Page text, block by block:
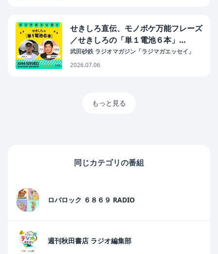
せきしろ直伝、モノボケ万能フレーズ
／せきしろの「単１電池６本」
#36（2026年7月6日放送分）
武田砂鉄 ラジオマガジン「ラジマガエッセイ」
2026.07.06
もっと見る
同じカテゴリの番組
ロバロック ６８６９ RADIO
週刊秋田書店 ラジオ編集部